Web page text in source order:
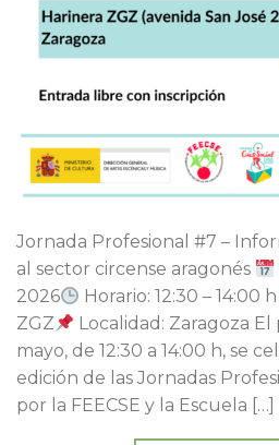
Jornada Profesional #7 –
al sector circense aragonés
2026
Horario: 12:30 – 14:00 h
ZGZ
Localidad: Zaragoza
mayo, de 12:30 a 14:00 h, se
edición de las Jornadas
por la FEECSE y la Escuela […]